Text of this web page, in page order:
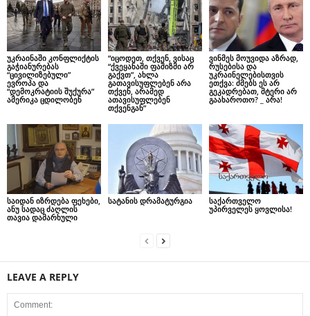
უკრაინაში კონფლიქტის
გაჭიანურებას
“ცივილიზებული”
ევროპა და
“დემოკრატიის შუქურა”
ამერიკა ცდილობენ
“იცოდეთ, თქვენ, ვისაც
“ქვეყანაში ფაშიზმი არ
გაქვთ”, ახლა
გათავისუფლებენ არა
თქვენ, არამედ
ათავისუფლებენ
თქვენგან”
ვინმეს მოუვიდა აზრად,
რუსებისა და
უკრაინელებისთვის
ეთქვა: ძმებს ეს არ
გეკადრებათ, მტერი არ
გაახაროთო? _ არა!
საიდან იზრდება ფეხები,
ანუ სადაც ძაღლის
თავია დამარხული
სატანის დრამატურგია
საქართველო
უპირველეს ყოვლისა!
LEAVE A REPLY